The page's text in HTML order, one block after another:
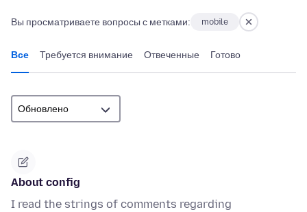
Вы просматриваете вопросы с метками: mobile
Все Требуется внимание Отвеченные Готово
About config
I read the strings of comments regarding